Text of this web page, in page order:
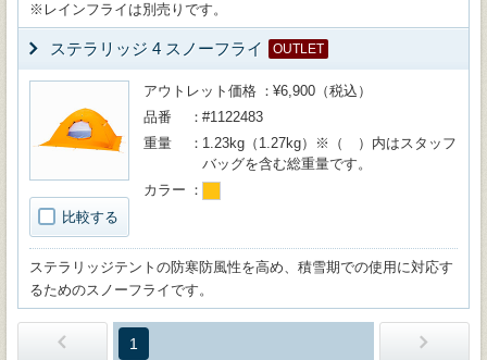
※レインフライは別売りです。
ステラリッジ 4 スノーフライ OUTLET
比較する
アウトレット価格
¥6,900（税込）
品番
#1122483
重量
1.23kg（1.27kg）※（ ）内はスタッフ
バッグを含む総重量です。
カラー
ステラリッジテントの防寒防風性を高め、積雪期での使用に対応す
るためのスノーフライです。
1